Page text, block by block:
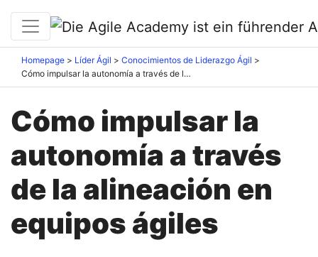
Homepage Líder Ágil
Conocimientos de Liderazgo Ágil
Cómo impulsar la autonomía a través de la alineación en equipos ágiles
Cómo impulsar la
autonomía a través
de la alineación en
equipos ágiles